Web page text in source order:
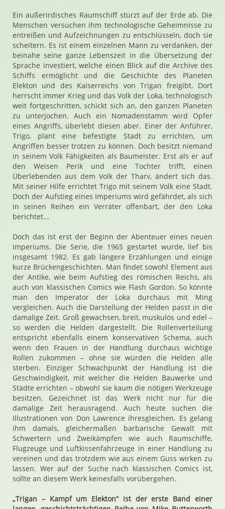
Ein außerirdisches Raumschiff stürzt auf der Erde ab. Die
Menschen versuchen ihm technologische Geheimnisse zu
entreißen und Aufzeichnungen zu entschlüsseln, doch sie
scheitern. Es ist einem einzelnen Mann zu verdanken, der
beinahe seine ganze Lebenszeit in die Übersetzung der
Sprache investiert, welche einen Blick auf die Archive des
Schiffs ermöglicht und die Geschichte des Planeten
Elekton und des Kaiserreichs von Trigan freigibt. Dort
herrscht immer Krieg und das Volk der Loka, technologisch
weit fortgeschritten, schickt sich an, den ganzen Planeten
zu unterjochen. Auch ein Nomadenstamm wird Opfer
eines Angriffs, überlebt diesen aber. Einer der Anführer,
Trigo, plant eine befestigte Stadt zu errichten, um
Angriffen besser trotzen zu können. Doch besitzt niemand
in seinem Volk Fähigkeiten als Baumeister. Erst als er auf
den Weisen Perik und eine Tochter trifft, einen
Überlebenden aus dem Volk der Tharv, ändert sich das.
Mit seiner Hilfe errichtet Trigo mit seinem Volk eine Stadt.
Doch der Aufstieg eines Imperiums wird gefährdet, als sich
in seinen Reihen ein Verräter offenbart, der den Loka
berichtet...
Doch das ist erst der Beginn der Abenteuer eines neuen
Imperiums. Die Serie, die 1965 gestartet wurde, lief bis
insgesamt 1982. Es gab längere Erzählungen und einige
kurze Brückengeschichten. Man findet sowohl Element aus
der Antike, wie beim Aufstieg des römischen Reichs, als
auch von klassischen Comics wie Flash Gordon. So könnte
man den Imperator der Loka durchaus mit Ming
vergleichen. Auch die Darstellung der Helden passt in die
damalige Zeit. Groß gewachsen, breit, muskulös und edel –
so werden die Helden dargestellt. Die Rollenverteilung
entspricht ebenfalls einem konservativen Schema, auch
wenn den Frauen in der Handlung durchaus wichtige
Rollen zukommen – ohne sie würden die Helden alle
sterben. Einziger Schwachpunkt der Handlung ist die
Geschwindigkeit, mit welcher die Helden Bauwerke und
Städte errichten – obwohl sie kaum die nötigen Werkzeuge
besitzen. Gezeichnet ist das Werk nicht nur für die
damalige Zeit herausragend. Auch heute suchen die
Illustrationen von Don Lawrence ihresgleichen. Es gelang
ihm damals, gleichermaßen barbarische Gewalt mit
Schwertern und Zweikämpfen wie auch Raumschiffe,
Flugzeuge und Luftkissenfahrzeuge in einer Handlung zu
vereinen und das trotzdem wie aus einem Guss wirken zu
lassen. Wer auf der Suche nach klassischen Comics ist,
sollte an diesem Werk keinesfalls vorübergehen.
„Trigan – Kampf um Elekton“ ist der erste Band einer